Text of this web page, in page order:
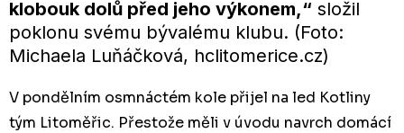
klobouk dolů před jeho výkonem,“ složil
poklonu svému bývalému klubu. (Foto:
Michaela Luňáčková, hclitomerice.cz)
V pondělním osmnáctém kole přijel na led Kotliny
tým Litoměřic. Přestože měli v úvodu navrch domácí